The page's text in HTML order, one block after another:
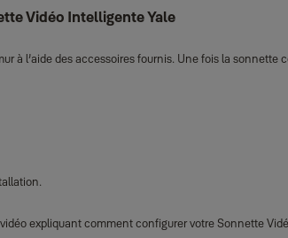
Vidéo Intelligente Yale
à l’aide des accessoires fournis. Une fois la
expliquant comment configurer votre Sonnette